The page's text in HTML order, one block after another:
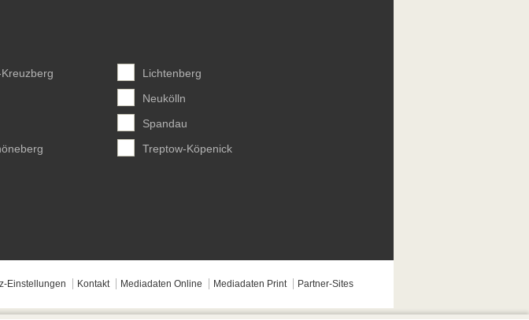
Lichtenberg
Neukölln
Spandau
Treptow-Köpenick
Einstellungen Kontakt Mediadaten Online Mediadaten Print Partner-Sites